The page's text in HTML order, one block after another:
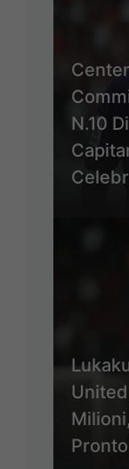
N.10